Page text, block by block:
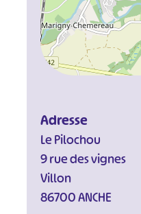
Adresse
Le Pilochou
9 rue des vignes
Villon
86700 ANCHE